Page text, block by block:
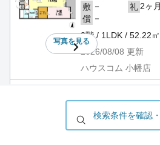
写真を見る
敷 － 礼 2ヶ月
償 －
2階 / 1LDK / 52.22㎡
2026/08/08 更新
ハウスコム 小幡店
11.2万円 (共益費
検索条件を確認